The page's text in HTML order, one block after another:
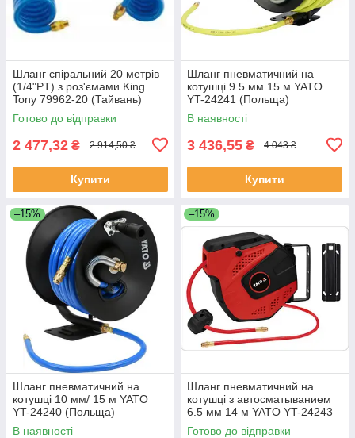
Шланг спіральний 20 метрів
(1/4"PT) з роз'ємами King
Tony 79962-20 (Тайвань)
Готово до відправки
2 477,32 ₴ 2 914,50 ₴
Купити
Шланг пневматичний на
котушці 9.5 мм 15 м YATO
YT-24241 (Польща)
В наявності
3 436,55 ₴ 4 043 ₴
Купити
–15%
Шланг пневматичний на
котушці 10 мм/ 15 м YATO
YT-24240 (Польща)
В наявності
–15%
Шланг пневматичний на
котушці з автосматыванием
6.5 мм 14 м YATO YT-24243
(Польща)
Готово до відправки